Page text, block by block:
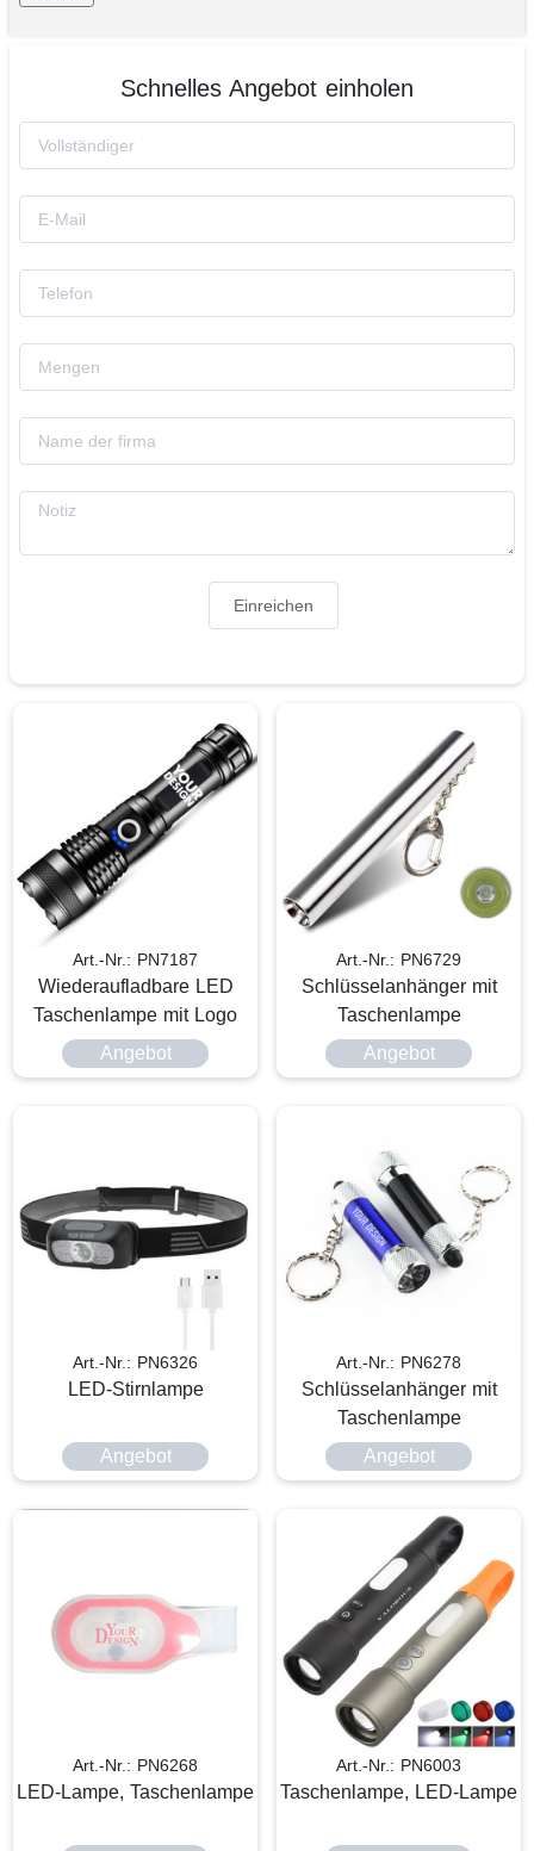
Schnelles Angebot einholen
Einreichen
Art.-Nr.: PN7187
Wiederaufladbare LED
Taschenlampe mit Logo
Angebot
Art.-Nr.: PN6729
Schlüsselanhänger mit
Taschenlampe
Angebot
Art.-Nr.: PN6326
LED-Stirnlampe
Angebot
Art.-Nr.: PN6278
Schlüsselanhänger mit
Taschenlampe
Angebot
Art.-Nr.: PN6268
LED-Lampe, Taschenlampe
Art.-Nr.: PN6003
Taschenlampe, LED-Lampe